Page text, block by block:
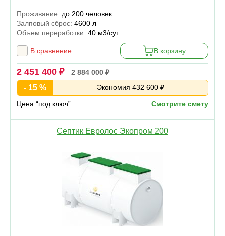
Проживание: до 200 человек
Залповый сброс: 4600 л
Объем переработки: 40 м3/сут
В сравнение В корзину
2 451 400 ₽ 2 884 000 ₽
- 15 % Экономия 432 600 ₽
Цена “под ключ”: Смотрите смету
Септик Евролос Экопром 200